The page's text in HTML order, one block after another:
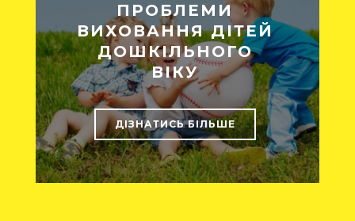
ПРОБЛЕМИ
ВИХОВАННЯ ДІТЕЙ
ДОШКІЛЬНОГО
ВІКУ
ДІЗНАТИСЬ БІЛЬШЕ